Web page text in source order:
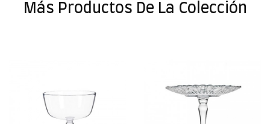
Más Productos De La Colección